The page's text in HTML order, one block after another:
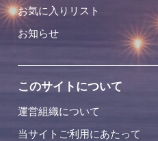
お気に入りリスト
お知らせ
このサイトについて
運営組織について
当サイトご利用にあたって